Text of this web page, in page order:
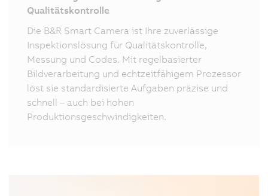
Qualitätskontrolle
Die B&R Smart Camera ist Ihre zuverlässige
Inspektionslösung für Qualitätskontrolle,
Messung und Codes. Mit regelbasierter
Bildverarbeitung und echtzeitfähigem Prozessor
löst sie standardisierte Aufgaben präzise und
schnell – auch bei hohen
Produktionsgeschwindigkeiten.